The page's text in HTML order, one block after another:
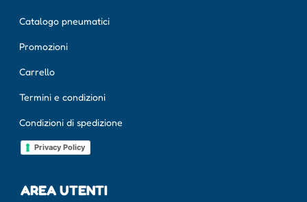
Catalogo pneumatici
Promozioni
Carrello
Termini e condizioni
Condizioni di spedizione
Privacy Policy
AREA UTENTI